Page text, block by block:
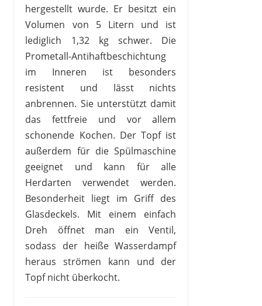
hergestellt wurde. Er besitzt ein
Volumen von 5 Litern und ist
lediglich 1,32 kg schwer. Die
Prometall-Antihaftbeschichtung
im Inneren ist besonders
resistent und lässt nichts
anbrennen. Sie unterstützt damit
das fettfreie und vor allem
schonende Kochen. Der Topf ist
außerdem für die Spülmaschine
geeignet und kann für alle
Herdarten verwendet werden.
Besonderheit liegt im Griff des
Glasdeckels. Mit einem einfach
Dreh öffnet man ein Ventil,
sodass der heiße Wasserdampf
heraus strömen kann und der
Topf nicht überkocht.